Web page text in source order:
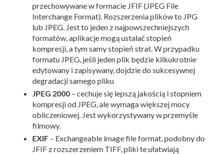
przechowywane w formacie JFIF (JPEG File
Interchange Format). Rozszerzenia plików to JPG
lub JPEG. Jest to jeden z najpowszechniejszych
formatów, aplikacje mogą ustalać stopień
kompresji, a tym samy stopień strat. W przypadku
formatu JPEG, jeśli jeden plik będzie kilkukrotnie
edytowany i zapisywany, dojdzie do sukcesywnej
degradacji samego pliku
JPEG 2000 – cechuje się lepszą jakością i stopniem
kompresji od JPEG, ale wymaga większej mocy
obliczeniowej. Jest wykorzystywany w przemyśle
filmowy.
EXIF – Exchangeable image file format, podobny do
JFIF z rozszerzeniem TIFF, pliki te ułatwiają